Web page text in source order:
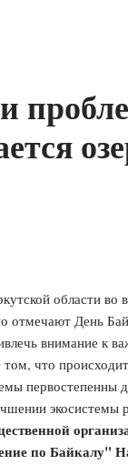
области во
отмечают День
внимание к
том, что
первостепенны
экосистемы
по Байкалу"